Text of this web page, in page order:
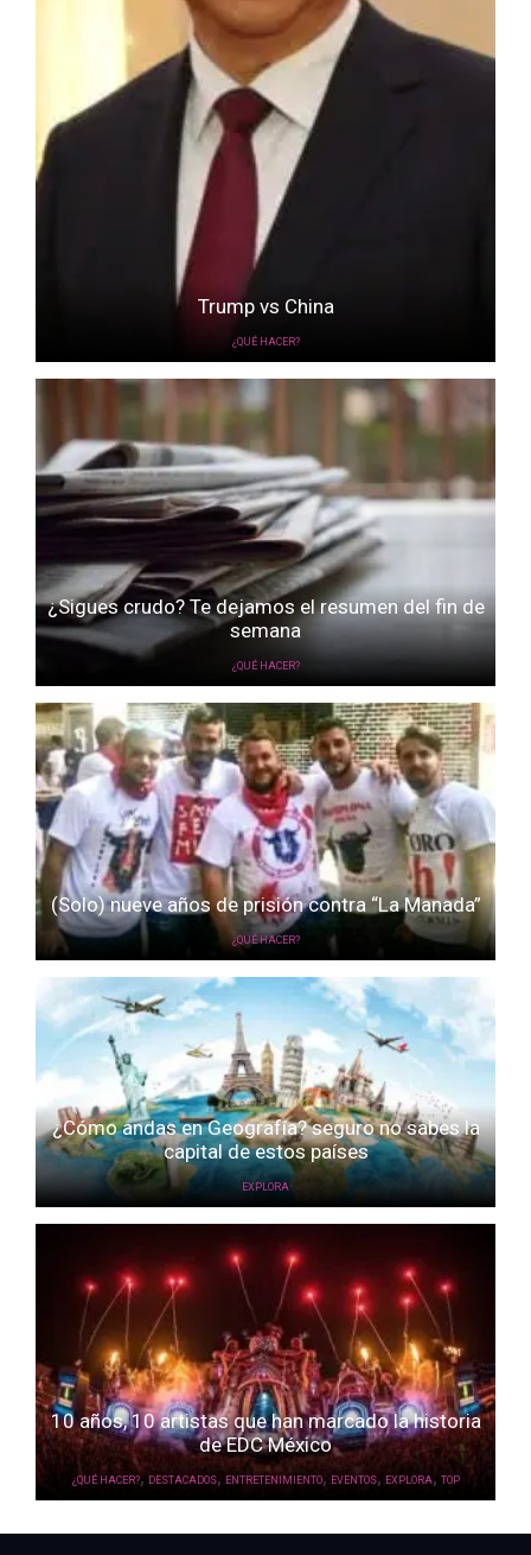
Trump vs China
¿QUÉ HACER?
¿Sigues crudo? Te dejamos el resumen del fin de
semana
¿QUÉ HACER?
(Solo) nueve años de prisión contra “La Manada”
¿QUÉ HACER?
¿Cómo andas en Geografía? seguro no sabes la
capital de estos países
EXPLORA
10 años, 10 artistas que han marcado la historia
de EDC México
¿QUÉ HACER?, DESTACADOS, ENTRETENIMIENTO, EVENTOS, EXPLORA , TOP